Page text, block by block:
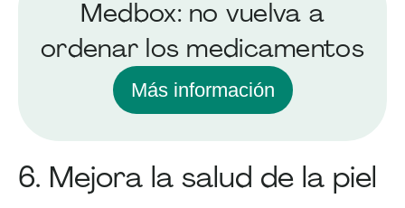
Medbox: no vuelva a
ordenar los medicamentos
Más información
6. Mejora la salud de la piel